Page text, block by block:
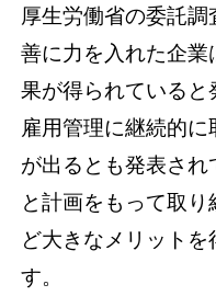
厚生労働省の委託
善に力を入れた企
果が得られていると
雇用管理に継続的
が出るとも発表され
と計画をもって取
ど大きなメリット
す。